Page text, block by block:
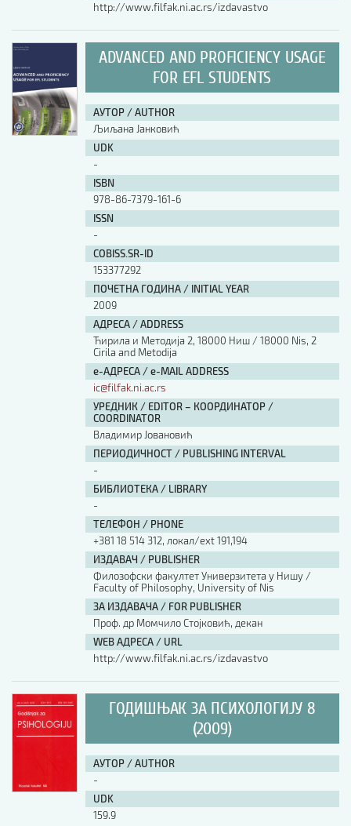
http://www.filfak.ni.ac.rs/izdavastvo
ADVANCED AND PROFICIENCY USAGE
FOR EFL STUDENTS
АУТОР / AUTHOR
Љиљана Јанковић
UDK
-
ISBN
978-86-7379-161-6
ISSN
-
COBISS.SR-ID
153377292
ПОЧЕТНА ГОДИНА / INITIAL YEAR
2009
АДРЕСА / ADDRESS
Ћирила и Методија 2, 18000 Ниш / 18000 Nis, 2
Cirila and Metodija
е-АДРЕСА / e-MAIL ADDRESS
ic@filfak.ni.ac.rs
УРЕДНИК / EDITOR – КООРДИНАТОР /
COORDINATOR
Владимир Јовановић
ПЕРИОДИЧНОСТ / PUBLISHING INTERVAL
-
БИБЛИОТЕКА / LIBRARY
-
ТЕЛЕФОН / PHONE
+381 18 514 312, локал/ext 191,194
ИЗДАВАЧ / PUBLISHER
Филозофски факултет Универзитета у Нишу /
Faculty of Philosophy, University of Nis
ЗА ИЗДАВАЧА / FOR PUBLISHER
Проф. др Момчило Стојковић, декан
WEB АДРЕСА / URL
http://www.filfak.ni.ac.rs/izdavastvo
ГОДИШЊАК ЗА ПСИХОЛОГИЈУ 8
(2009)
АУТОР / AUTHOR
-
UDK
159.9